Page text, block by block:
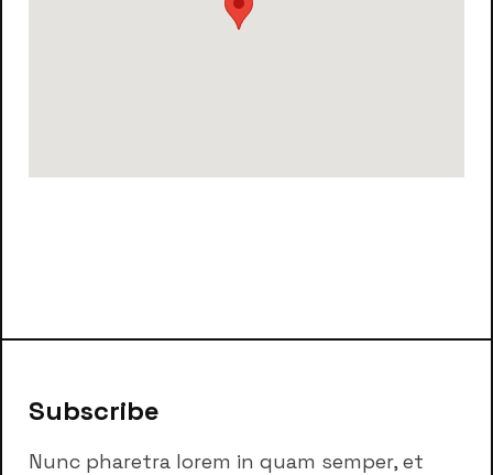
Subscribe
Nunc pharetra lorem in quam semper, et